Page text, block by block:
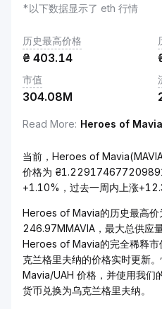
*以下数据显示了 eth 行情
历史最高价格
₴ 403.14
市值
304.08M
Read More: Heroes of
当前，Heroes of
价格为
+1.10%，过去一周内上涨
Heroes of Mavia的历史最高
246.97MMAVIA，最大总供应
Heroes of Mavia的完全稀释
克兰格里夫纳的价格实时更新
Mavia/UAH 价格，并使用我们
货币兑换为乌克兰格里夫纳。